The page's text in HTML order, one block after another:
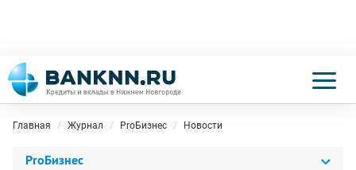
Главная Журнал ProБизнес Новости
ProБизнес